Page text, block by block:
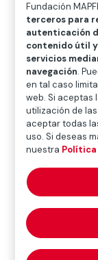
Asientos
usarlos?
SEGURIDAD VIAL
A medida que
tentados a
bien porque el
habitualmente,
Este estudio
sigan
Fundación
terceros para
autenticación
contenido útil
servicios
navegación.
en tal caso
web. Si aceptas
utilización de
aceptar todas
uso. Si deseas
nuestra Política